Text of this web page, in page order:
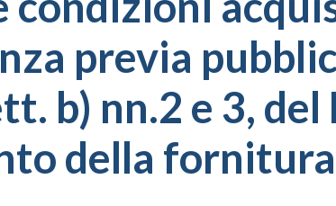
previa
b) nn.2 e 3,
della